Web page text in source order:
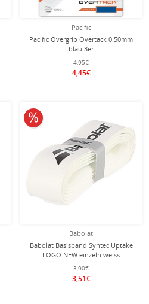
Pacific
Pacific Overgrip Overtack 0.50mm
blau 3er
4,95€
4,45€
Babolat
Babolat Basisband Syntec Uptake
LOGO NEW einzeln weiss
3,90€
3,51€
10% reduziert